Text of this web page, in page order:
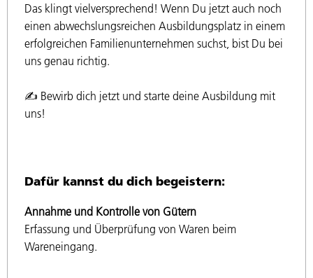
Das klingt vielversprechend! Wenn Du jetzt auch noch
einen abwechslungsreichen Ausbildungsplatz in einem
erfolgreichen Familienunternehmen suchst, bist Du bei
uns genau richtig.
✍️ Bewirb dich jetzt und starte deine Ausbildung mit
uns!
Dafür kannst du dich begeistern:
Annahme und Kontrolle von Gütern
Erfassung und Überprüfung von Waren beim
Wareneingang.